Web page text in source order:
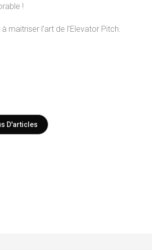
!
l’art de l’Elevator Pitch.
D'articles